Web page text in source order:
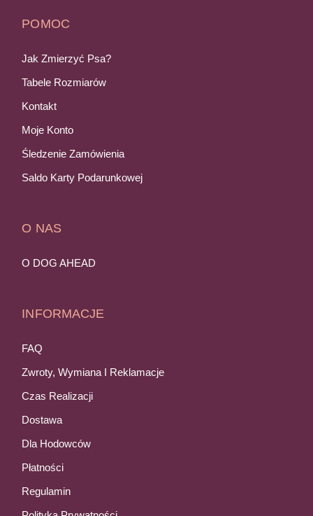
POMOC
Jak Zmierzyć Psa?
Tabele Rozmiarów
Kontakt
Moje Konto
Śledzenie Zamówienia
Saldo Karty Podarunkowej
O NAS
O DOG AHEAD
INFORMACJE
FAQ
Zwroty, Wymiana I Reklamacje
Czas Realizacji
Dostawa
Dla Hodowców
Płatności
Regulamin